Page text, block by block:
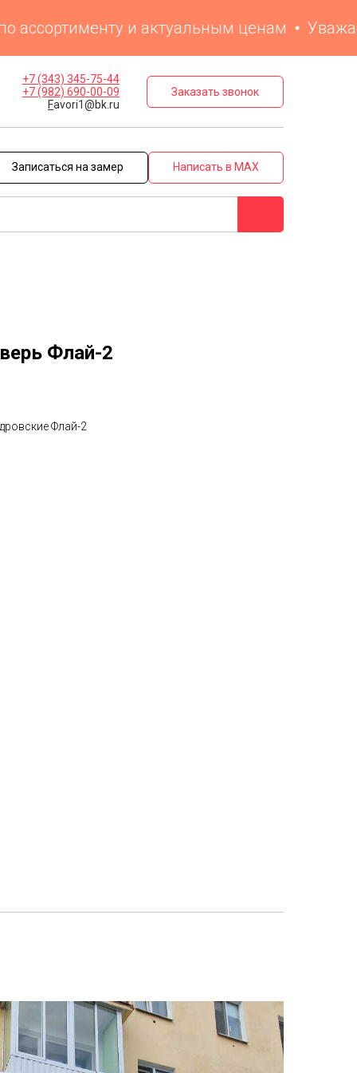
и актуальным ценам
+7 (343) 345-75-44
+7 (982) 690-00-09
Favori1@bk.ru
Заказать звонок
Записаться на замер Написать в MAX
Флай-2
Флай-2